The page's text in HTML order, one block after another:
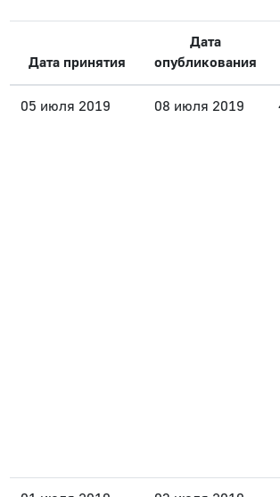
Дата принятия
Дата
опубликования
05 июля 2019 08 июля 2019